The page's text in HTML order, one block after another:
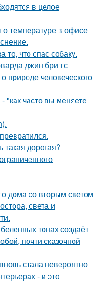
в целое
температуре в офисе
то, что спас собаку.
джин бриггс
природе человеческого
"как часто вы меняете
дорогая?
дома со вторым светом
света и
тонах создаёт
почти сказочной
стала невероятно
- и это